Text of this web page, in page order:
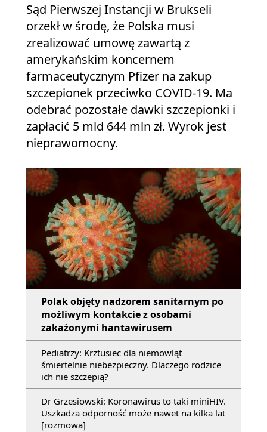
Sąd Pierwszej Instancji w Brukseli
orzekł w środę, że Polska musi
zrealizować umowę zawartą z
amerykańskim koncernem
farmaceutycznym Pfizer na zakup
szczepionek przeciwko COVID-19. Ma
odebrać pozostałe dawki szczepionki i
zapłacić 5 mld 644 mln zł. Wyrok jest
nieprawomocny.
Polak objęty nadzorem sanitarnym po
możliwym kontakcie z osobami
zakażonymi hantawirusem
Pediatrzy: Krztusiec dla niemowląt
śmiertelnie niebezpieczny. Dlaczego rodzice
ich nie szczepią?
Dr Grzesiowski: Koronawirus to taki miniHIV.
Uszkadza odporność może nawet na kilka lat
[rozmowa]